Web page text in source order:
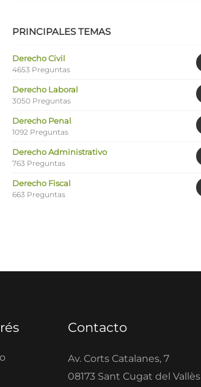
PRINCIPALES TEMAS
Derecho Civil
4653 Preguntas
Derecho Laboral
3050 Preguntas
Derecho Penal
1092 Preguntas
Derecho Administrativo
763 Preguntas
Derecho Fiscal
663 Preguntas
Contacto
Av. Corts Catalanes, 7
08173 Sant Cugat del Vallès